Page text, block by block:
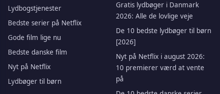
Lydbogstjenester
Bedste serier på Netflix
Gode film lige nu
Bedste danske film
Nyt på Netflix
Lydbøger til børn
Gratis lydbøger i Danmark
2026: Alle de lovlige veje
De 10 bedste lydbøger til børn
[2026]
Nyt på Netflix i august 2026:
10 premierer værd at vente
på